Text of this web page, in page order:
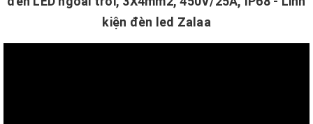
kiện đèn led Zalaa